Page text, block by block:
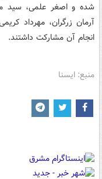
شده و اصغر علمی، سید
آرمان زرگران، مهرداد
انجام آن مشارکت داشتند.
منبع: ایسنا